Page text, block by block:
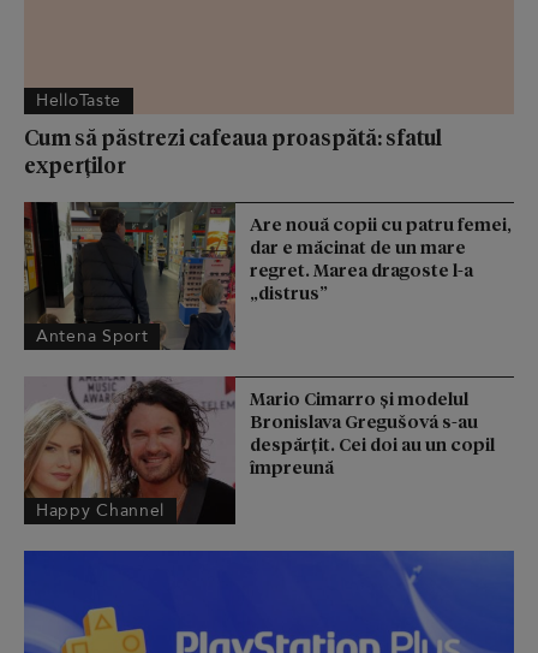
HelloTaste
Cum să păstrezi cafeaua proaspătă: sfatul
experților
Antena Sport
Are nouă copii cu patru femei,
dar e măcinat de un mare
regret. Marea dragoste l-a
„distrus”
Happy Channel
Mario Cimarro și modelul
Bronislava Gregušová s-au
despărțit. Cei doi au un copil
împreună